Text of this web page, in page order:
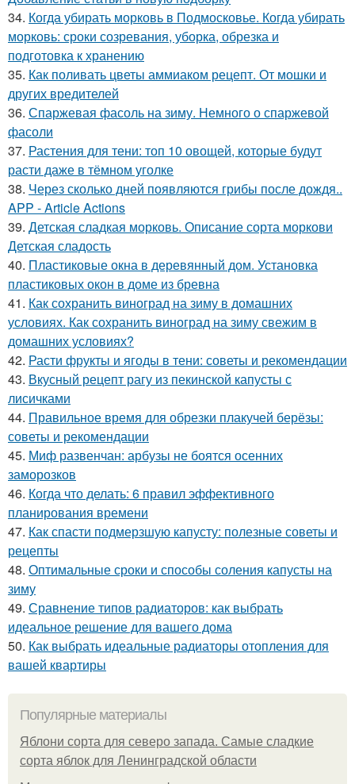
34. Когда убирать морковь в Подмосковье. Когда убирать
морковь: сроки созревания, уборка, обрезка и
подготовка к хранению
35. Как поливать цветы аммиаком рецепт. От мошки и
других вредителей
36. Спаржевая фасоль на зиму. Немного о спаржевой
фасоли
37. Растения для тени: топ 10 овощей, которые будут
расти даже в тёмном уголке
38. Через сколько дней появляются грибы после дождя..
APP - Article Actions
39. Детская сладкая морковь. Описание сорта моркови
Детская сладость
40. Пластиковые окна в деревянный дом. Установка
пластиковых окон в доме из бревна
41. Как сохранить виноград на зиму в домашних
условиях. Как сохранить виноград на зиму свежим в
домашних условиях?
42. Расти фрукты и ягоды в тени: советы и рекомендации
43. Вкусный рецепт рагу из пекинской капусты с
лисичками
44. Правильное время для обрезки плакучей берёзы:
советы и рекомендации
45. Миф развенчан: арбузы не боятся осенних
заморозков
46. Когда что делать: 6 правил эффективного
планирования времени
47. Как спасти подмерзшую капусту: полезные советы и
рецепты
48. Оптимальные сроки и способы соления капусты на
зиму
49. Сравнение типов радиаторов: как выбрать
идеальное решение для вашего дома
50. Как выбрать идеальные радиаторы отопления для
вашей квартиры
Популярные материалы
Яблони сорта для северо запада. Самые сладкие
сорта яблок для Ленинградской области